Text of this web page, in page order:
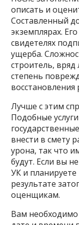
описать и
Составленный
экземплярах.
свидетелях
ущерба.
строитель,
степень
восстановления
Лучше с этим
Подобные
внести в смету
урона, так что
будут. Если вы
УК и
результате
оценщикам.
Вам